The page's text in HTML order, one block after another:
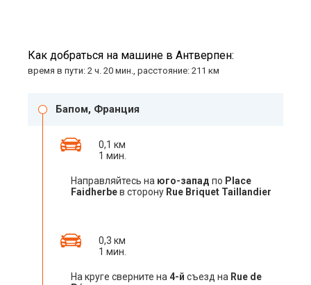
Как добраться на машине в Антверпен:
время в пути: 2 ч. 20 мин., расстояние: 211 км
Бапом, Франция
0,1 км
1 мин.
Направляйтесь на юго-запад по Place
Faidherbeв сторону Rue Briquet Taillandier
0,3 км
1 мин.
На круге сверните на 4-й съезд на Rue de